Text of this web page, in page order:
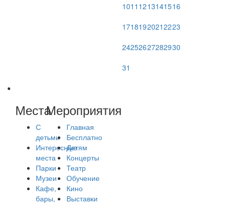
1011 1213141516
17181920212223
24252627282930
31
Места
С
детьми
Интересные
места
Парки
Музеи
Кафе,
бары,
Мероприятия
Главная
Бесплатно
Детям
Концерты
Театр
Обучение
Кино
Выставки